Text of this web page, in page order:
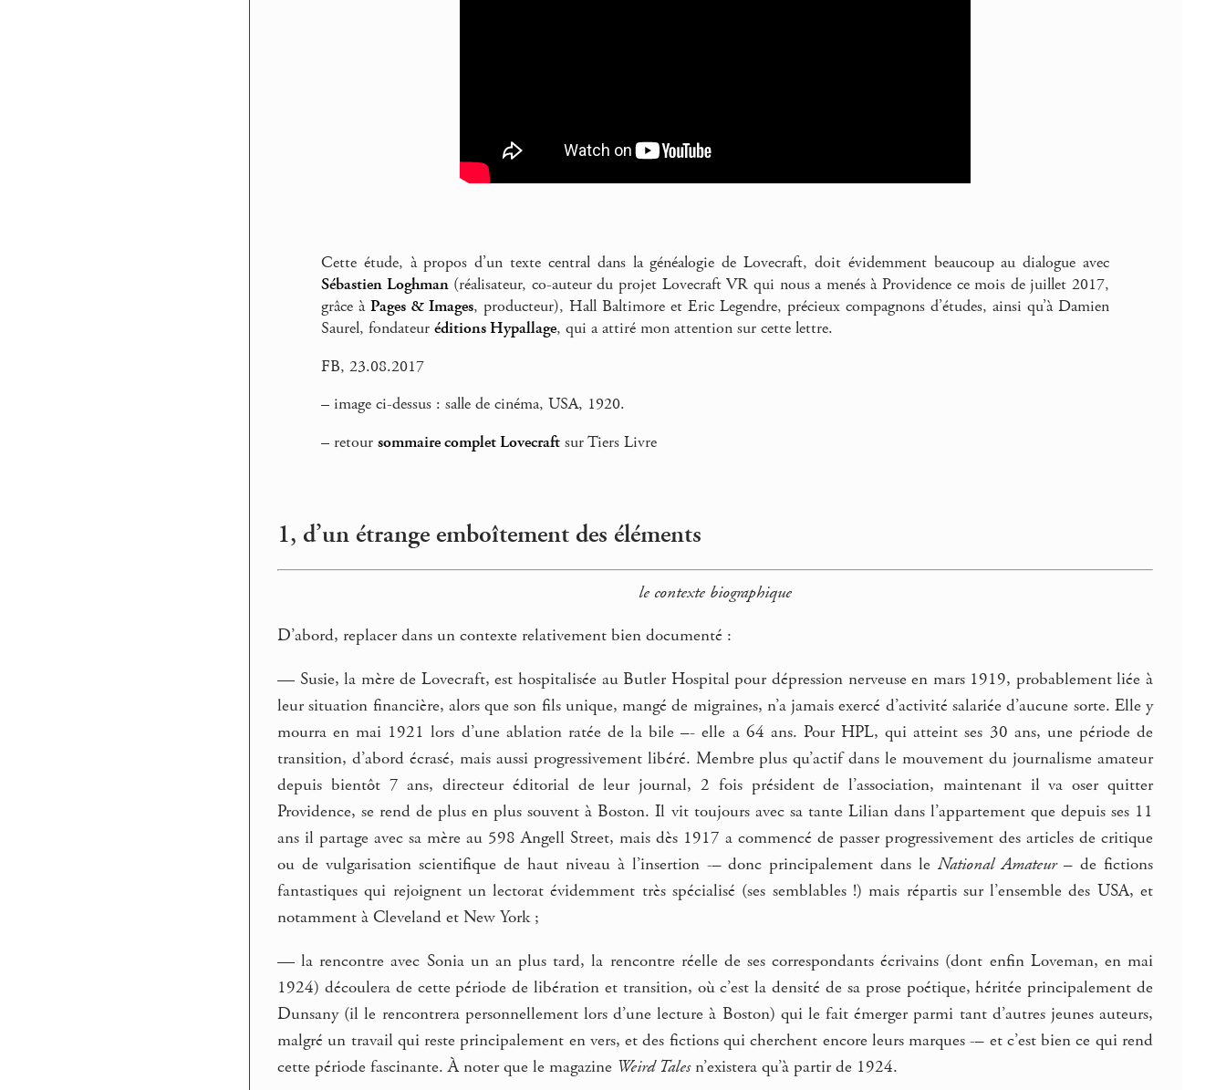
Cette étude, à propos d’un texte central dans la généalogie de Lovecraft, doit évidemment beaucoup au dialogue avec
Sébastien Loghman(réalisateur, co-auteur du projet Lovecraft VR qui nous a menés à Providence ce mois de juillet 2017,
grâce àPages & Images, producteur), Hall Baltimore et Eric Legendre, précieux compagnons d’études, ainsi qu’à Damien
Saurel, fondateur éditions Hypallage, qui a attiré mon attention sur cette lettre.
FB, 23.08.2017
– image ci-dessus : salle de cinéma, USA, 1920.
– retour sommaire complet Lovecraft sur Tiers Livre
1, d’un étrange emboîtement des éléments
le contexte biographique
D’abord, replacer dans un contexte relativement bien documenté :
— Susie, la mère de Lovecraft, est hospitalisée au Butler Hospital pour dépression nerveuse en mars 1919, probablement liée à
leur situation financière, alors que son fils unique, mangé de migraines, n’a jamais exercé d’activité salariée d’aucune sorte. Elle y
mourra en mai 1921 lors d’une ablation ratée de la bile –- elle a 64 ans. Pour HPL, qui atteint ses 30 ans, une période de
transition, d’abord écrasé, mais aussi progressivement libéré. Membre plus qu’actif dans le mouvement du journalisme amateur
depuis bientôt 7 ans, directeur éditorial de leur journal, 2 fois président de l’association, maintenant il va oser quitter
Providence, se rend de plus en plus souvent à Boston. Il vit toujours avec sa tante Lilian dans l’appartement que depuis ses 11
ans il partage avec sa mère au 598 Angell Street, mais dès 1917 a commencé de passer progressivement des articles de critique
ou de vulgarisation scientifique de haut niveau à l’insertion -– donc principalement dans leNational Amateur– de fictions
fantastiques qui rejoignent un lectorat évidemment très spécialisé (ses semblables !) mais répartis sur l’ensemble des USA, et
notamment à Cleveland et New York ;
— la rencontre avec Sonia un an plus tard, la rencontre réelle de ses correspondants écrivains (dont enfin Loveman, en mai
1924) découlera de cette période de libération et transition, où c’est la densité de sa prose poétique, héritée principalement de
Dunsany (il le rencontrera personnellement lors d’une lecture à Boston) qui le fait émerger parmi tant d’autres jeunes auteurs,
malgré un travail qui reste principalement en vers, et des fictions qui cherchent encore leurs marques -– et c’est bien ce qui rend
cette période fascinante. À noter que le magazine Weird Talesn’existera qu’à partir de 1924.